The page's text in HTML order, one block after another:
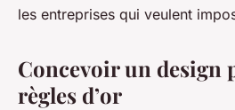
les entreprises qui veulent
Concevoir un design
règles d’or